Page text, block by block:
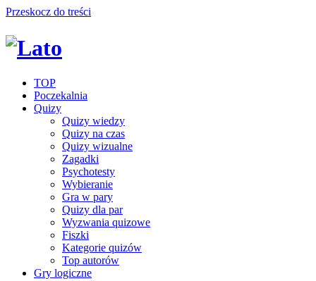
Przeskocz do treści
TOP
Poczekalnia
Quizy
Quizy wiedzy
Quizy na czas
Quizy wizualne
Zagadki
Psychotesty
Wybieranie
Gra w pary
Quizy dla par
Wyzwania quizowe
Fiszki
Kategorie quizów
Top autorów
Gry logiczne